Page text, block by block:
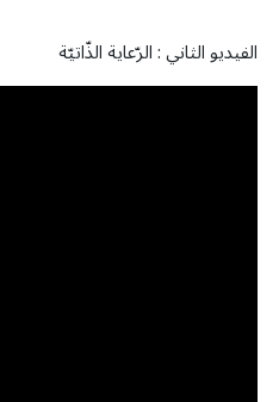
الفيديو الثاني : الرّعاية الذّاتيّة